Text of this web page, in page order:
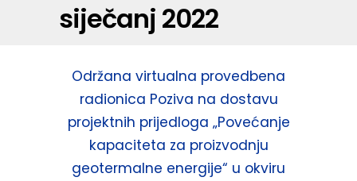
siječanj 2022
Održana virtualna provedbena
radionica Poziva na dostavu
projektnih prijedloga „Povećanje
kapaciteta za proizvodnju
geotermalne energije“ u okviru